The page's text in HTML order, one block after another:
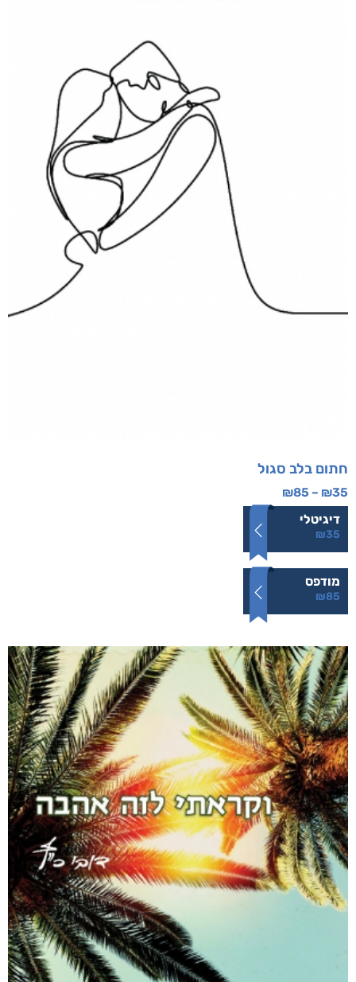
חתום בלב סגול
₪35
–
₪85
דיגיטלי
₪35
מודפס
₪85